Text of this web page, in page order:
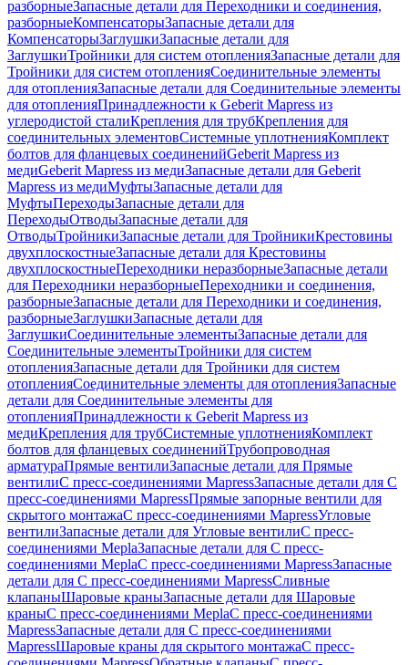
разборныеЗапасные детали для Переходники и соединения,
разборныеКомпенсаторыЗапасные детали для
КомпенсаторыЗаглушкиЗапасные детали для
ЗаглушкиТройники для систем отопленияЗапасные детали для
Тройники для систем отопленияСоединительные элементы
для отопленияЗапасные детали для Соединительные элементы
для отопленияПринадлежности к Geberit Mapress из
углеродистой сталиКрепления для трубКрепления для
соединительных элементовСистемные уплотненияКомплект
болтов для фланцевых соединенийGeberit Mapress из
медиGeberit Mapress из медиЗапасные детали для Geberit
Mapress из медиМуфтыЗапасные детали для
МуфтыПереходыЗапасные детали для
ПереходыОтводыЗапасные детали для
ОтводыТройникиЗапасные детали для ТройникиКрестовины
двухплоскостныеЗапасные детали для Крестовины
двухплоскостныеПереходники неразборныеЗапасные детали
для Переходники неразборныеПереходники и соединения,
разборныеЗапасные детали для Переходники и соединения,
разборныеЗаглушкиЗапасные детали для
ЗаглушкиСоединительные элементыЗапасные детали для
Соединительные элементыТройники для систем
отопленияЗапасные детали для Тройники для систем
отопленияСоединительные элементы для отопленияЗапасные
детали для Соединительные элементы для
отопленияПринадлежности к Geberit Mapress из
медиКрепления для трубСистемные уплотненияКомплект
болтов для фланцевых соединенийТрубопроводная
арматураПрямые вентилиЗапасные детали для Прямые
вентилиС пресс-соединениями MapressЗапасные детали для С
пресс-соединениями MapressПрямые запорные вентили для
скрытого монтажаС пресс-соединениями MapressУгловые
вентилиЗапасные детали для Угловые вентилиС пресс-
соединениями MeplaЗапасные детали для С пресс-
соединениями MeplaС пресс-соединениями MapressЗапасные
детали для С пресс-соединениями MapressСливные
клапаныШаровые краныЗапасные детали для Шаровые
краныС пресс-соединениями MeplaС пресс-соединениями
MapressЗапасные детали для С пресс-соединениями
MapressШаровые краны для скрытого монтажаС пресс-